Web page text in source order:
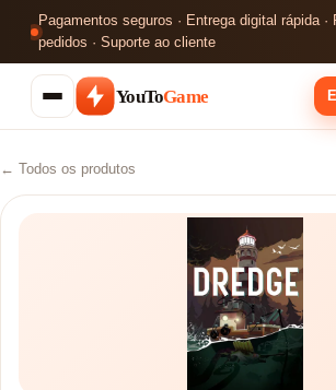
Pagamentos seguros · Entrega digital rápida ·
pedidos · Suporte ao cliente
YouToGame
← Todos os produtos